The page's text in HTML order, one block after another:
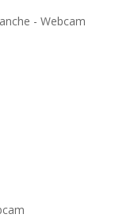
- Webcam